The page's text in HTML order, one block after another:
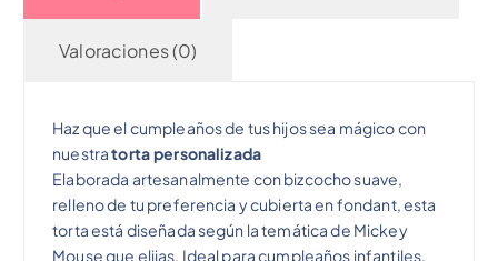
Valoraciones (0)
Haz que el cumpleaños de tus hijos sea mágico con
nuestratorta personalizada
Elaborada artesanalmente con bizcocho suave,
relleno de tu preferencia y cubierta en fondant, esta
torta está diseñada según la temática de Mickey
Mouse que elijas. Ideal para cumpleaños infantiles,